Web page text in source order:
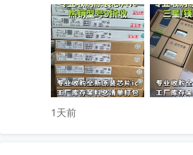
只需提供型号、数量、实物照
无中间商层层压价，出价高于
有闲置电子库存欢迎随时联系洽
1天前